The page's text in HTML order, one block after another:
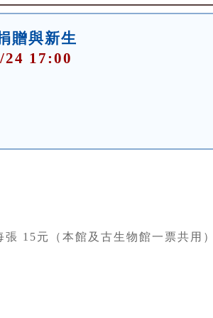
贈與新生
17:00
15元（本館及古生物館一票共用